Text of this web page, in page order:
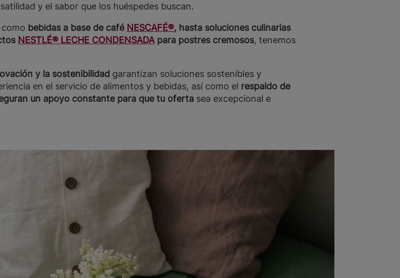
y el sabor que los huéspedes buscan.
bebidas a base de café NESCAFÉ®, hasta soluciones culinarias
NESTLÉ® LECHE CONDENSADA para postres cremosos, tenemos
y la sostenibilidad garantizan soluciones sostenibles y
en el servicio de alimentos y bebidas, así como el respaldo de
un apoyo constante para que tu oferta sea excepcional e